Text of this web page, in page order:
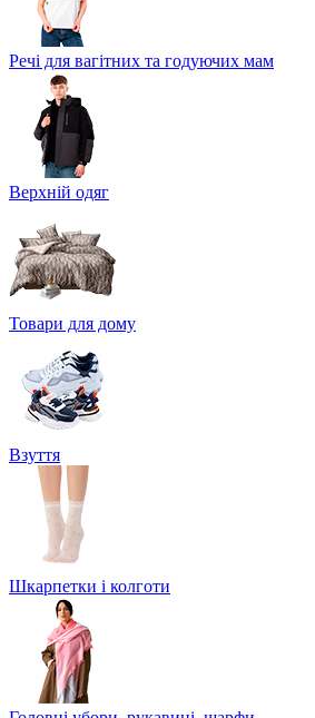
Речі для вагітних та годуючих мам
Верхній одяг
Товари для дому
Взуття
Шкарпетки і колготи